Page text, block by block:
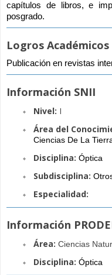
capítulos de libros, e
posgrado.
Logros
Publicación en revistas
Información SNII
Nivel: I
Área del
Ciencias De La
Disciplina: Óptica
Subdisciplina:
Especialidad:
Información
Área: Ciencias
Disciplina: Óptica